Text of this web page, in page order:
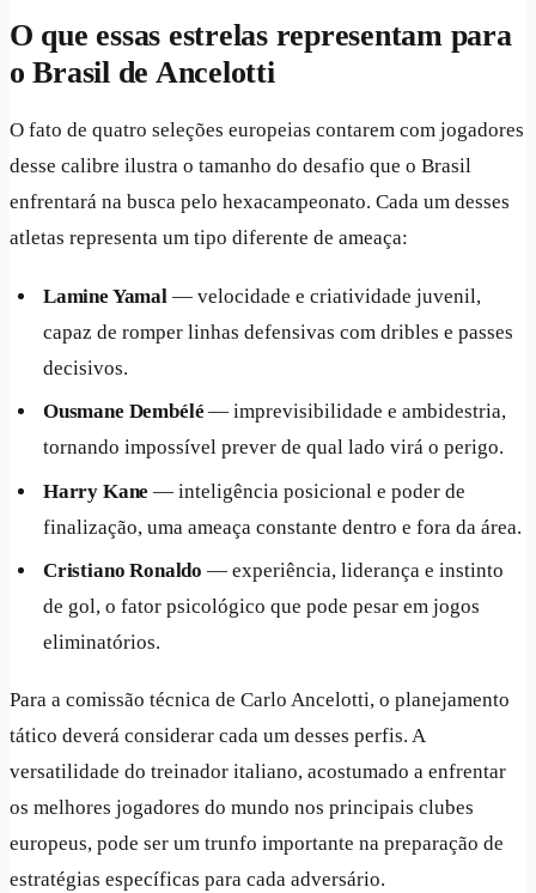
O que essas estrelas representam para
o Brasil de Ancelotti
O fato de quatro seleções europeias contarem com jogadores
desse calibre ilustra o tamanho do desafio que o Brasil
enfrentará na busca pelo hexacampeonato. Cada um desses
atletas representa um tipo diferente de ameaça:
Lamine Yamal— velocidade e criatividade juvenil,
capaz de romper linhas defensivas com dribles e passes
decisivos.
Ousmane Dembélé — imprevisibilidade e ambidestria,
tornando impossível prever de qual lado virá o perigo.
Harry Kane — inteligência posicional e poder de
finalização, uma ameaça constante dentro e fora da área.
Cristiano Ronaldo — experiência, liderança e instinto
de gol, o fator psicológico que pode pesar em jogos
eliminatórios.
Para a comissão técnica de Carlo Ancelotti, o planejamento
tático deverá considerar cada um desses perfis. A
versatilidade do treinador italiano, acostumado a enfrentar
os melhores jogadores do mundo nos principais clubes
europeus, pode ser um trunfo importante na preparação de
estratégias específicas para cada adversário.